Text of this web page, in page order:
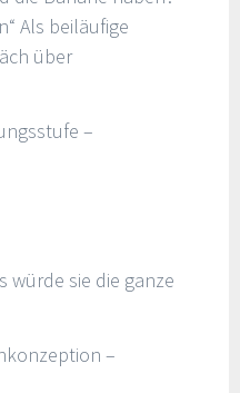
Als beiläufige
über
–
würde sie die ganze
–